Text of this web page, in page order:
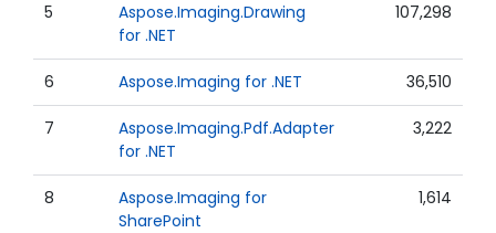
5
Aspose.Imaging.Drawing
for .NET
107,298
6 Aspose.Imaging for .NET 36,510
7
Aspose.Imaging.Pdf.Adapter
for .NET
3,222
8
Aspose.Imaging for
SharePoint
1,614